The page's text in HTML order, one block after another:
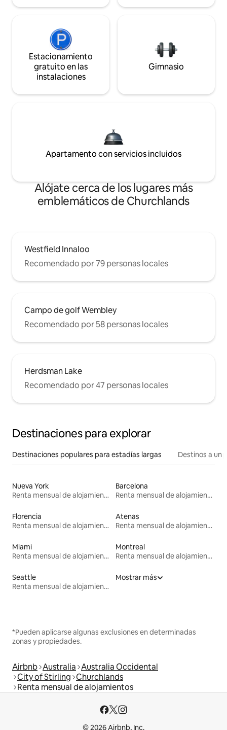
Estacionamiento
gratuito en las
instalaciones
Gimnasio
Apartamento con servicios incluidos
Alójate cerca de los lugares más
emblemáticos de Churchlands
Westfield Innaloo
Recomendado por 79 personas locales
Campo de golf Wembley
Recomendado por 58 personas locales
Herdsman Lake
Recomendado por 47 personas locales
Destinaciones para explorar
Destinaciones populares para estadías largas Destinos a un
Nueva York
Renta mensual de alojamientos
Barcelona
Renta mensual de alojamientos
Florencia
Renta mensual de alojamientos
Atenas
Renta mensual de alojamientos
Miami
Renta mensual de alojamientos
Montreal
Renta mensual de alojamientos
Seattle
Renta mensual de alojamientos
Mostrar más
*Pueden aplicarse algunas exclusiones en determinadas
zonas y propiedades.
Airbnb Australia Australia Occidental
City of Stirling Churchlands
Renta mensual de alojamientos
© 2026 Airbnb, Inc.